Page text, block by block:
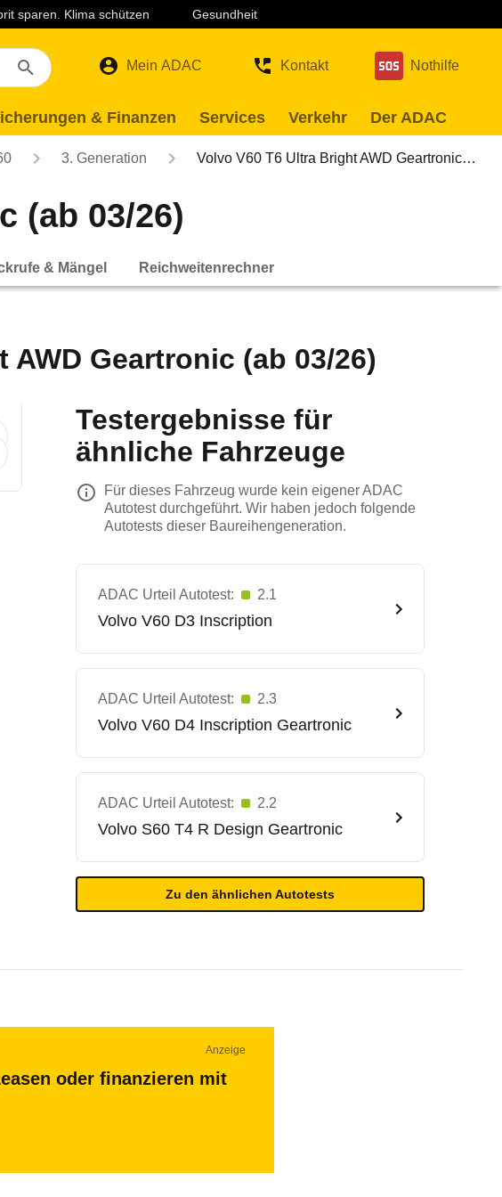
sparen. Klima schützen Gesundheit
Mein ADAC Kontakt Nothilfe
& Finanzen Services Verkehr Der ADAC
3. Generation Volvo V60 T6 Ultra Bright AWD Geartronic…
(ab 03/26)
& Mängel Reichweitenrechner
Geartronic (ab 03/26)
Testergebnisse für
ähnliche Fahrzeuge
Für dieses Fahrzeug wurde kein eigener ADAC
Autotest durchgeführt. Wir haben jedoch folgende
Autotests dieser Baureihengeneration.
ADAC Urteil Autotest: 2.1
Volvo V60 D3 Inscription
ADAC Urteil Autotest: 2.3
Volvo V60 D4 Inscription Geartronic
ADAC Urteil Autotest: 2.2
Volvo S60 T4 R Design Geartronic
Zu den ähnlichen Autotests
Anzeige
oder finanzieren mit